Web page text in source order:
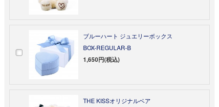
ブルーハート ジュエリーボックス
BOX-REGULAR-B
1,650円(税込)
THE KISSオリジナルベア